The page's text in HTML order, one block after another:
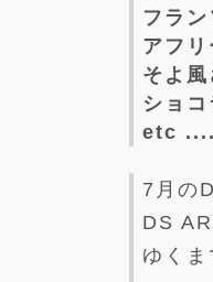
フラ
アフ
そよ
ショ
etc
7月の
DS
ゆく